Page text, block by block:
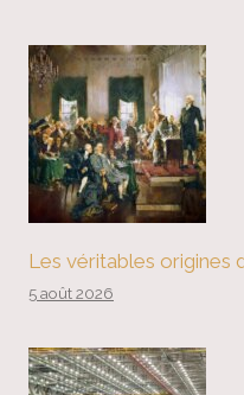
Les véritables origines
5 août 2026